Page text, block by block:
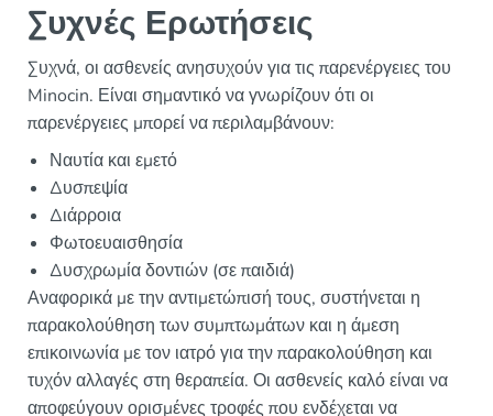
Συχνές Ερωτήσεις
Συχνά, οι ασθενείς ανησυχούν για τις παρενέργειες του
Minocin. Είναι σημαντικό να γνωρίζουν ότι οι
παρενέργειες μπορεί να περιλαμβάνουν:
Ναυτία και εμετό
Δυσπεψία
Διάρροια
Φωτοευαισθησία
Δυσχρωμία δοντιών (σε παιδιά)
Αναφορικά με την αντιμετώπισή τους, συστήνεται η
παρακολούθηση των συμπτωμάτων και η άμεση
επικοινωνία με τον ιατρό για την παρακολούθηση και
τυχόν αλλαγές στη θεραπεία. Οι ασθενείς καλό είναι να
αποφεύγουν ορισμένες τροφές που ενδέχεται να